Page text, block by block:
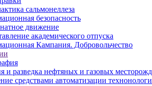
сальмонеллеза
безопасность
движение
академического отпуска
Кампания. Добровольчество
и разведка нефтяных и газовых
средствами автоматизации